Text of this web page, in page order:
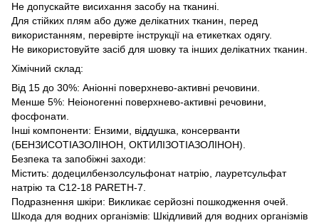
Не допускайте висихання засобу на тканині.
Для стійких плям або дуже делікатних тканин, перед
використанням, перевірте інструкції на етикетках одягу.
Не використовуйте засіб для шовку та інших делікатних тканин.
Хімічний склад:
Від 15 до 30%: Аніонні поверхнево-активні речовини.
Менше 5%: Неіоногенні поверхнево-активні речовини,
фосфонати.
Інші компоненти: Ензими, віддушка, консерванти
(БЕНЗИСОТІАЗОЛІНОН, ОКТИЛІЗОТІАЗОЛІНОН).
Безпека та запобіжні заходи:
Містить: додецилбензолсульфонат натрію, лауретсульфат
натрію та C12-18 PARETH-7.
Подразнення шкіри: Викликає серйозні пошкодження очей.
Шкода для водних організмів: Шкідливий для водних організмів